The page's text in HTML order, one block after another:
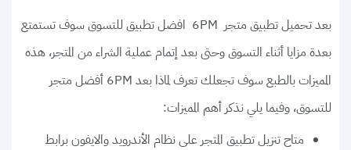
بعد تحميل تطبيق متجر 6PM افضل تطبيق للتسوق سوف تستمتع
بعدة مزايا أثناء التسوق وحتى بعد إتمام عملية الشراء من المتجر، هذه
المميزات بالطبع سوف تجعلك تعرف لماذا بعد 6PM أفضل متجر
للتسوق، وفيما يلي نذكر أهم المميزات:
متاح تنزيل تطبيق المتجر على نظام الأندرويد والايفون برابط